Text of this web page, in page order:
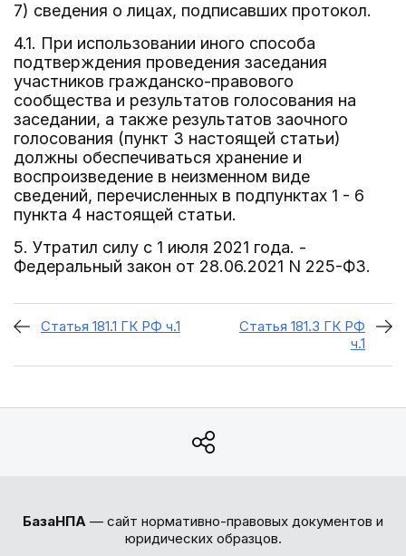
7) сведения о лицах, подписавших протокол.
4.1. При использовании иного способа
подтверждения проведения заседания
участников гражданско-правового
сообщества и результатов голосования на
заседании, а также результатов заочного
голосования (пункт 3 настоящей статьи)
должны обеспечиваться хранение и
воспроизведение в неизменном виде
сведений, перечисленных в подпунктах 1 - 6
пункта 4 настоящей статьи.
5. Утратил силу с 1 июля 2021 года. -
Федеральный закон от 28.06.2021 N 225-ФЗ.
Статья 181.1 ГК РФ ч.1
Статья 181.3 ГК РФ
ч.1
БазаНПА — сайт нормативно-правовых документов и
юридических образцов.